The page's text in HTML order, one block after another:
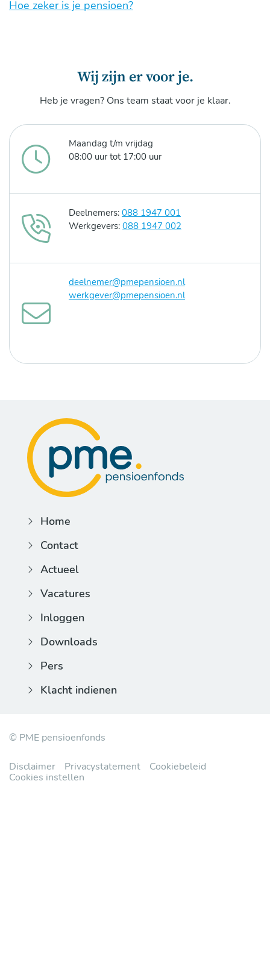
Hoe zeker is je pensioen?
Wij zijn er voor je.
Heb je vragen? Ons team staat voor je klaar.
Maandag t/m vrijdag
08:00 uur tot 17:00 uur
Deelnemers: 088 1947 001
Werkgevers: 088 1947 002
deelnemer@pmepensioen.nl
werkgever@pmepensioen.nl
Home
Contact
Actueel
Vacatures
Inloggen
Downloads
Pers
Klacht indienen
© PME pensioenfonds
Disclaimer Privacystatement
Cookiebeleid
Cookies instellen